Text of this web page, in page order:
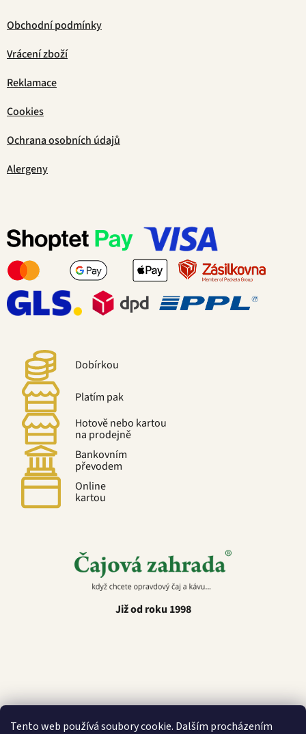
Tento web používá soubory cookie. Dalším procházením
Obchodní podmínky
Vrácení zboží
Reklamace
Cookies
Ochrana osobních údajů
Alergeny
Dobírkou
Platím pak
Hotově nebo kartou
na prodejně
Bankovním
převodem
Online
kartou
Již od roku 1998
Latino Café